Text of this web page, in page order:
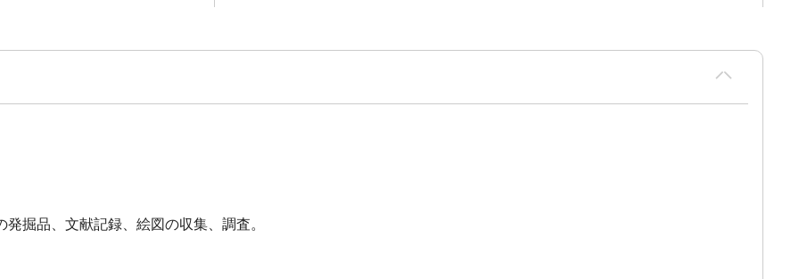
掘品、文献記録、絵図の収集、調査。